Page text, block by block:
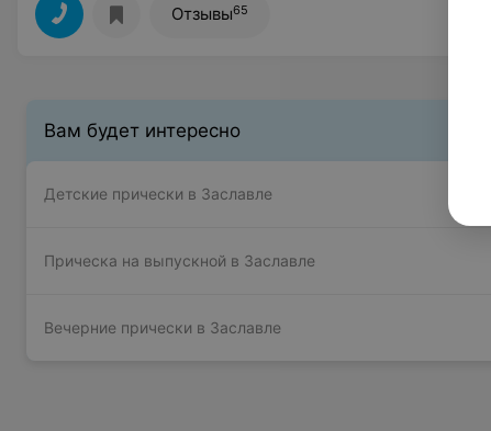
Отзывы65
Вам будет интересно
Детские прически в Заславле
Прическа на выпускной в Заславле
Вечерние прически в Заславле